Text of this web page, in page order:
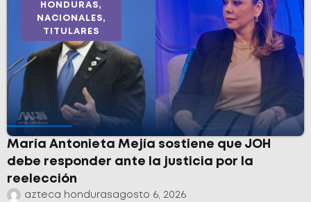
HONDURAS,
NACIONALES,
TITULARES
María Antonieta Mejía sostiene que JOH
debe responder ante la justicia por la
reelección
azteca hondurasagosto 6, 2026